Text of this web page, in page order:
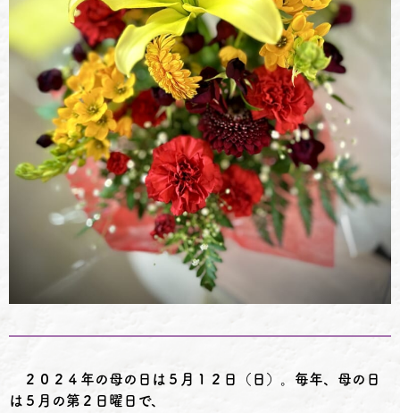
２０２４年の母の日は５月１２日（日）。毎年、母の日
は５月の第２日曜日で、